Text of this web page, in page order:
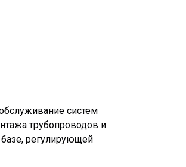
систем
трубопроводов и
регулирующей